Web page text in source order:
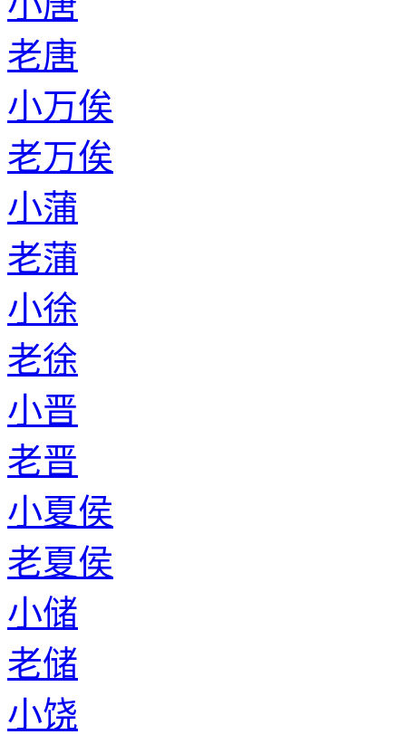
老唐
小万俟
老万俟
小蒲
老蒲
小徐
老徐
小晋
老晋
小夏侯
老夏侯
小储
老储
小饶